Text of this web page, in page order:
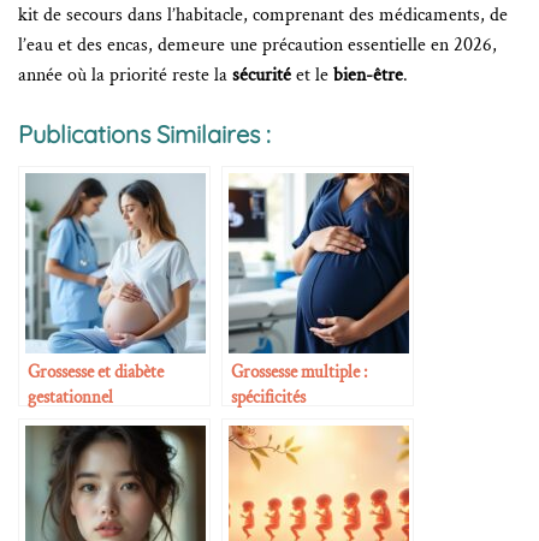
kit de secours dans l’habitacle, comprenant des médicaments, de
l’eau et des encas, demeure une précaution essentielle en 2026,
année où la priorité reste lasécuritéet lebien-être.
Publications Similaires :
Grossesse et diabète
gestationnel
Grossesse multiple :
spécificités